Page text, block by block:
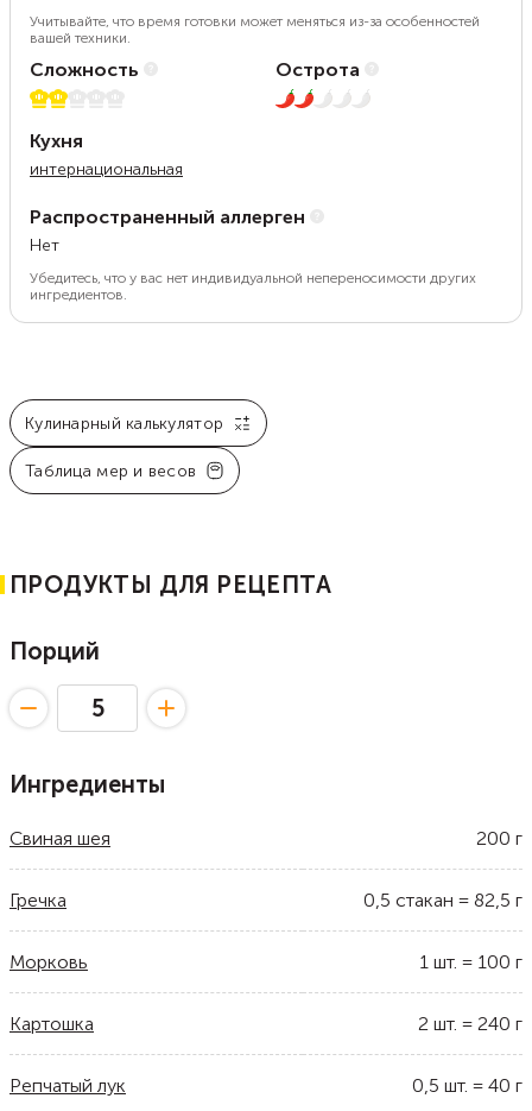
Учитывайте, что время готовки может меняться из-за особенностей
вашей техники.
Сложность
2 из 5
Острота
2 из 5
Кухня
интернациональная
Распространенный аллерген
Нет
Убедитесь, что у вас нет индивидуальной непереносимости других
ингредиентов.
Кулинарный калькулятор
Таблица мер и весов
ПРОДУКТЫ ДЛЯ РЕЦЕПТА
Порций
Ингредиенты
Свиная шея 200 г
Гречка 0,5 стакан = 82,5 г
Морковь 1 шт. = 100 г
Картошка 2 шт. = 240 г
Репчатый лук 0,5 шт. = 40 г